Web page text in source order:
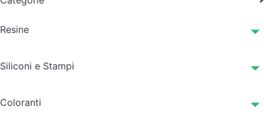
Resine
Siliconi e Stampi
Coloranti